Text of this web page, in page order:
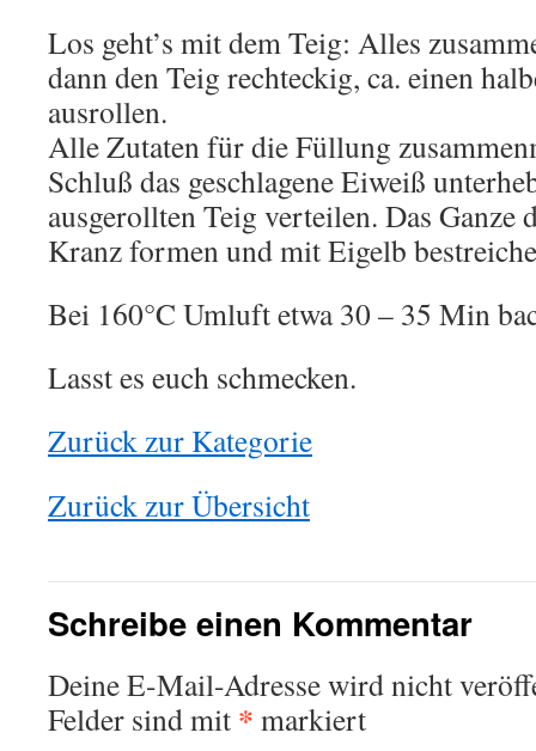
Los geht’s mit dem Teig: Alles
dann den Teig rechteckig, ca. einen
ausrollen.
Alle Zutaten für die Füllung
Schluß das geschlagene Eiweiß
ausgerollten Teig verteilen. Das Ganze
Kranz formen und mit Eigelb
Bei 160°C Umluft etwa 30 – 35 Min
Lasst es euch schmecken.
Zurück zur Kategorie
Zurück zur Übersicht
Schreibe einen Kommentar
Deine E-Mail-Adresse wird nicht
Felder sind mit * markiert
This plugin created bymemory cards